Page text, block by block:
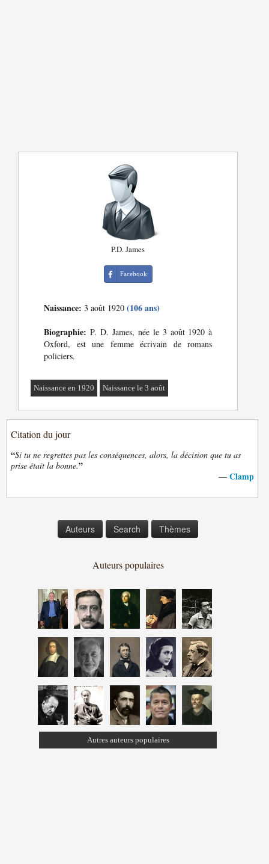
P.D. James
Facebook
Naissance: 3 août 1920(106 ans)
Biographie: P. D. James, née le 3 août 1920 à
Oxford, est une femme écrivain de romans
policiers.
Naissance en 1920 Naissance le 3 août
Citation du jour
“Si tu ne regrettes pas les conséquences, alors, la décision que tu as
prise était la bonne.”
— Clamp
Auteurs Search Thèmes
Auteurs populaires
Autres auteurs populaires